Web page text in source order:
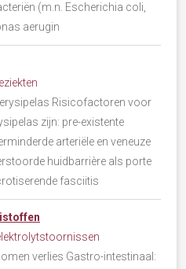
(m.n. Escherichia coli,
aerugin
Risicofactoren voor
zijn: pre-existente
arteriële en veneuze
huidbarrière als porte
fasciitis
verlies Gastro-intestinaal: